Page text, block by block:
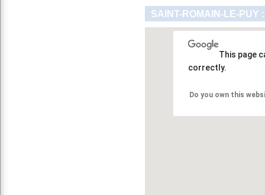
SAINT-ROMAIN-LE-PUY
This page
correctly.
Do you own this